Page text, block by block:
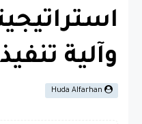
وآلية
Huda Alfarhan